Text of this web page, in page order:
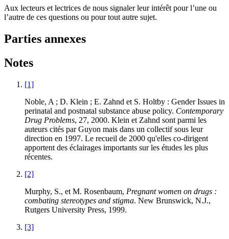
Aux lecteurs et lectrices de nous signaler leur intérêt pour l’une ou
l’autre de ces questions ou pour tout autre sujet.
Parties annexes
Notes
[1]
Noble, A ; D. Klein ; E. Zahnd et S. Holtby : Gender Issues in
perinatal and postnatal substance abuse policy. Contemporary
Drug Problems, 27, 2000. Klein et Zahnd sont parmi les
auteurs cités par Guyon mais dans un collectif sous leur
direction en 1997. Le recueil de 2000 qu'elles co-dirigent
apportent des éclairages importants sur les études les plus
récentes.
[2]
Murphy, S., et M. Rosenbaum, Pregnant women on drugs :
combating stereotypes and stigma. New Brunswick, N.J.,
Rutgers University Press, 1999.
[3]